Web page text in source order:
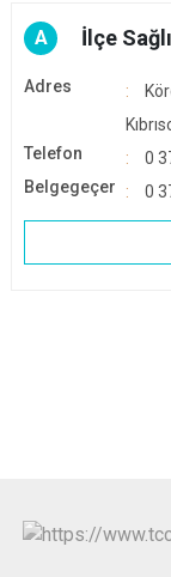
A İlçe
Adres
Telefon
0
Belgegeçer
0